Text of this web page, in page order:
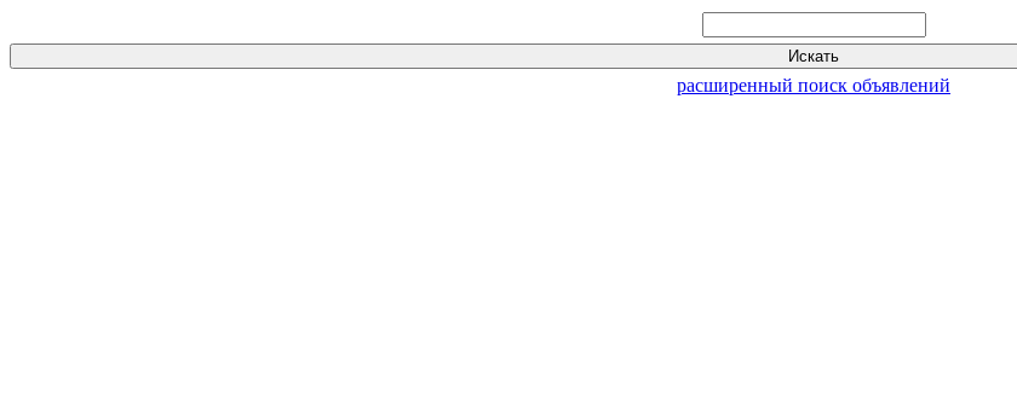
расширенный поиск объявлений